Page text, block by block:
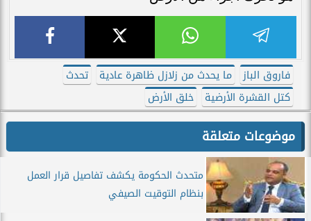
فاروق الباز ما يحدث من زلازل ظاهرة عادية
تحدث
كتل القشرة الأرضية
خلق الأرض
موضوعات متعلقة
متحدث الحكومة يكشف تفاصيل قرار العمل
بنظام التوقيت الصيفي